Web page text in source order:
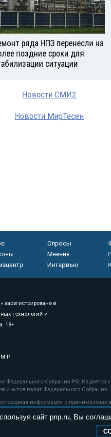
ряда НПЗ перенесли на
поздние сроки для
ситуации
Новости СМИ2
Новости МирТесен
Опросы
Мнения
Интервью
зарегистрировано в
технологий и
18+
М.Р.
Федерального Собрания РФ.
актов палат Федерального
информация о принимаемых
технологии
сайт pnp.ru, Вы